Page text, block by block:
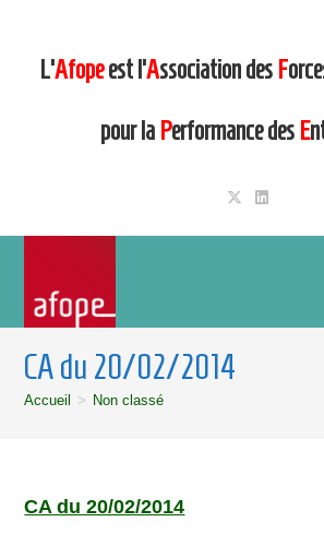
L’Afopeest l’Association des F
pour la Performance des E
CA du 20/02/2014
Accueil > Non classé
CA du 20/02/2014